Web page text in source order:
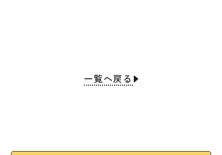
一覧へ戻る